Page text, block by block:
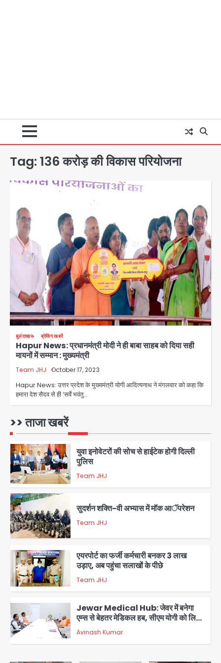
Tag:136 करोड़ की विकास परियोजना
बुलंदशहर ब्रेकिंग खबरें
Hapur News: प्रधानमंत्री मोदी ने ही बाबा साहब को दिया सही
मायनों में सम्मान : मुख्यमंत्री
Team JHJ October 17, 2023
Hapur News: उत्तर प्रदेश के मुख्यमंत्री योगी आदित्यनाथ ने मंगलवार को कहा कि
हमारा देश सैदव से ही ‘सर्वे भवंतु…
>> ताजा खबरें
युवा इनोवेटरों की सोच से हाईटेक होगी दिल्ली
Team JHJ
3
सुदर्शन शक्ति-वी अभ्यास में मॉक आॅपरेशन
Team JHJ
4
एयरपोर्ट का फर्जी कर्मचारी बनकर 3 लाख
उड़ाए, अब पहुंचा सलाखों के पीछे
Team JHJ
Jewar Medical Hub: जेवर में बनेगा
एम्स से बेहतर मेडिकल हब, सीएम योगी को लिखा
पत्र
Avinash Kumar
Rahul Gandhi’s Prayagraj
2
युवा इनोवेटरों की सोच से हाईटेक होगी दिल्ली
पुलिस
Team JHJ
3
सुदर्शन शक्ति-वी अभ्यास में मॉक आॅपरेशन
Team JHJ
4
एयरपोर्ट का फर्जी कर्मचारी बनकर 3 लाख
उड़ाए, अब पहुंचा सलाखों के पीछे
Team JHJ
5
Jewar Medical Hub: जेवर में बनेगा
एम्स से बेहतर मेडिकल हब, सीएम योगी को लिखा
पत्र
Avinash Kumar
Rahul Gandhi’s Prayagraj